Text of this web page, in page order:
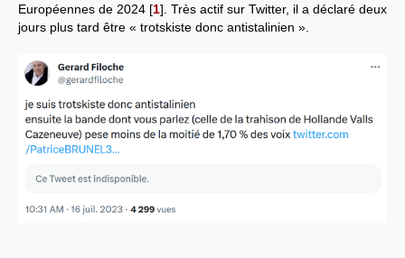
L’Empire américain
Nouvelles de l’antirépublique
Crises "Covid-19 & H1N1"
Guerre en Ukraine
Européennes de 2024 [1] . Très actif sur Twitter, il a déclaré deux
jours plus tard être « trotskiste donc antistalinien ».